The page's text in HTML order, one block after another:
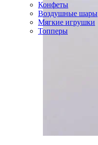
Конфеты
Воздушные шары
Мягкие игрушки
Топперы